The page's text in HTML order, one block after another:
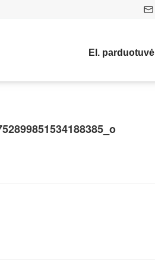
El. parduotuvė